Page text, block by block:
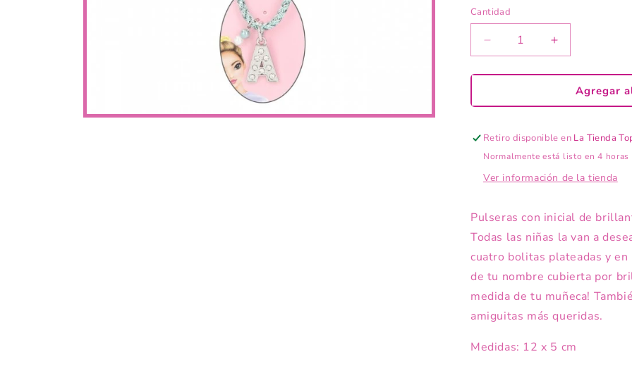
Cantidad
Reducir
cantidad
para
Pulsera
Aumentar
cantidad
para
TOPModel
Pulsera
Agregar
Retiro disponible en La Tienda
Normalmente está listo en 4 horas
Ver información de la tienda
Pulseras con inicial de
Todas las niñas la van a
cuatro bolitas plateadas y
de tu nombre cubierta por
medida de tu muñeca!
amiguitas más queridas.
Medidas: 12 x 5 cm